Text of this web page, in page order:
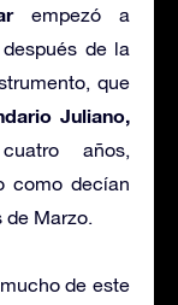
empezó a
de la
que
Juliano,
años,
como decían
de Marzo.
de este